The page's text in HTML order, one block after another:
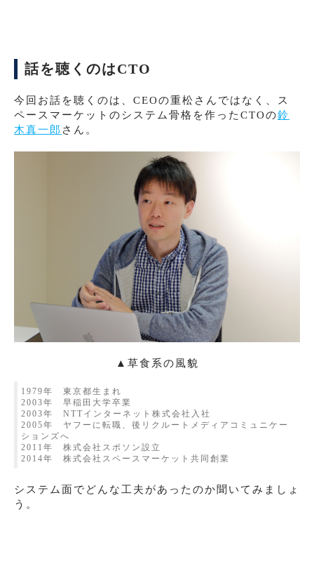
話を聴くのはCTO
今回お話を聴くのは、CEOの重松さんではなく、ス
ペースマーケットのシステム骨格を作ったCTOの鈴
木真一郎 さん。
▲草食系の風貌
1979年 東京都生まれ
2003年 早稲田大学卒業
2003年 NTTインターネット株式会社入社
2005年 ヤフーに転職、後リクルートメディアコミュニケー
ションズへ
2011年 株式会社スポソン設立
2014年 株式会社スペースマーケット共同創業
システム面でどんな工夫があったのか聞いてみましょ
う。